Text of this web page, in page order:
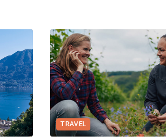
TRAVEL